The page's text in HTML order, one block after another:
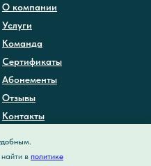
в политике
О компании
Услуги
Команда
Сертификаты
Абонементы
Отзывы
Контакты
Политика